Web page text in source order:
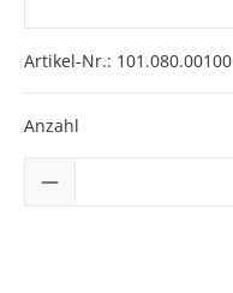
Artikel-Nr.: 101.080.00100
Anzahl